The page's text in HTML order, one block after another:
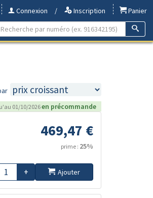
Connexion / Inscription
Panier
01/10/2026en précommande
469,47 €
prime : 25%
+ Ajouter